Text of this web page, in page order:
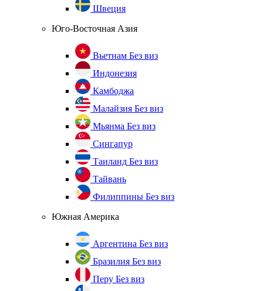
Швеция
Юго-Восточная Азия
Вьетнам Без виз
Индонезия
Камбоджа
Малайзия Без виз
Мьянма Без виз
Сингапур
Таиланд Без виз
Тайвань
Филиппины Без виз
Южная Америка
Аргентина Без виз
Бразилия Без виз
Перу Без виз